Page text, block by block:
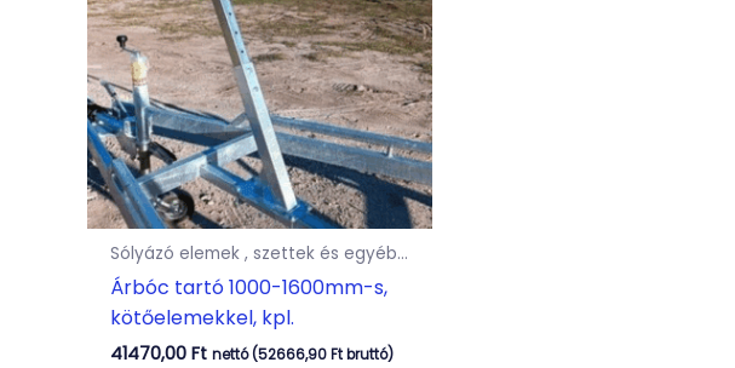
Sólyázó elemek , szettek és egyéb...
Árbóc tartó 1000-1600mm-s,
kötőelemekkel, kpl.
41470,00Ft nettó (52666,90 Ft bruttó)